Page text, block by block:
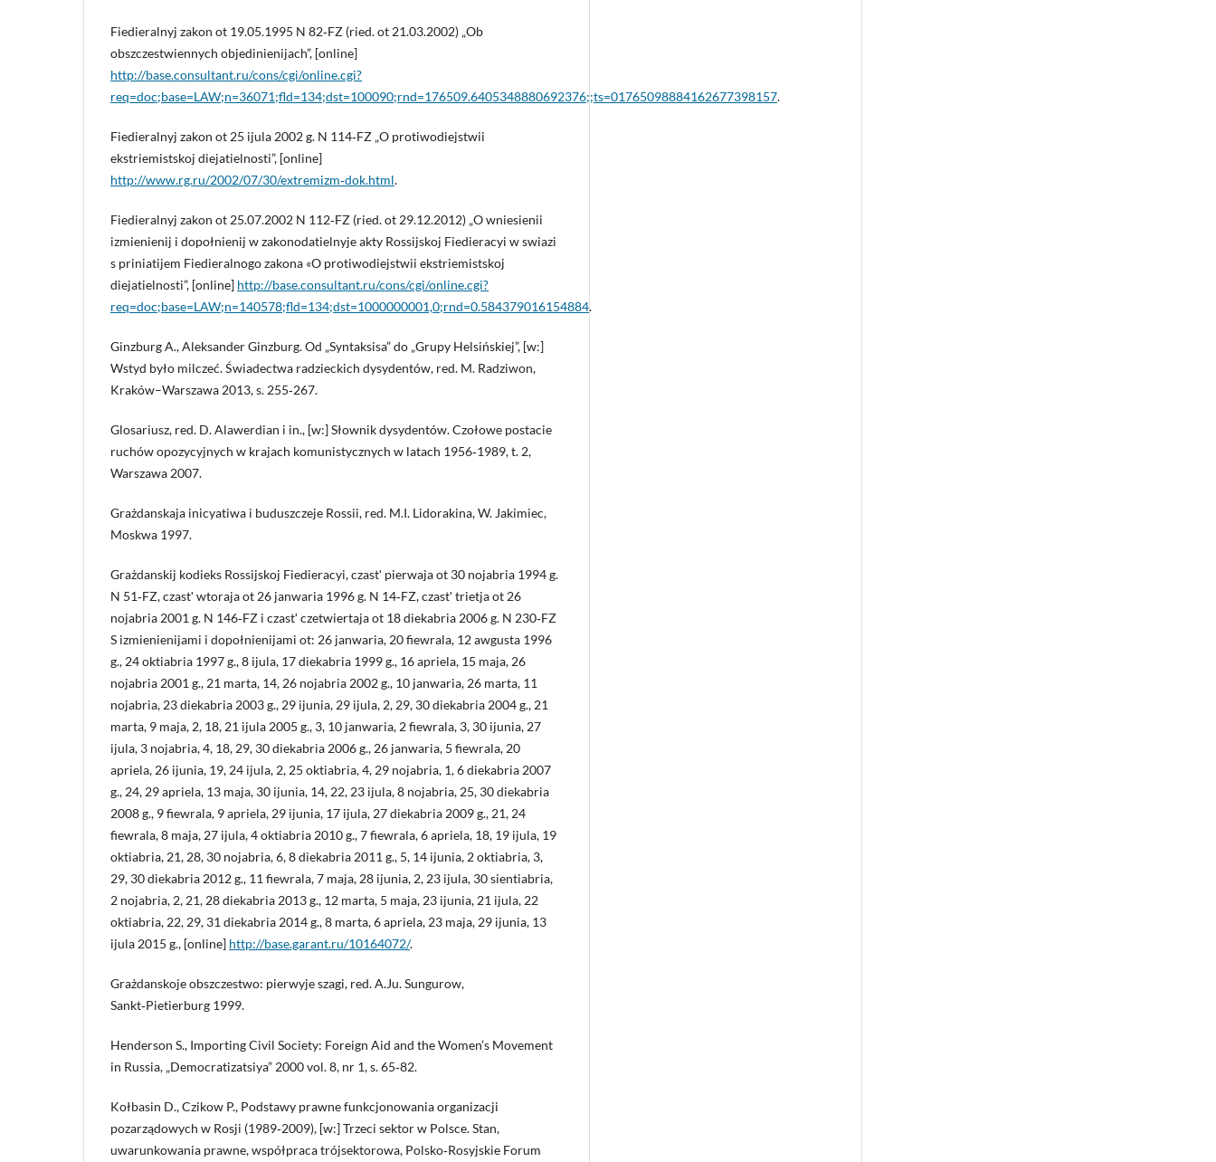
Fiedieralnyj zakon ot 19.05.1995 N 82‑FZ (ried. ot 21.03.2002) „Ob
obszczestwiennych objedinienijach”, [online]
http://base.consultant.ru/cons/cgi/online.cgi?
req=doc;base=LAW;n=36071;fld=134;dst=100090;rnd=176509.6405348880692376;;ts=01765098884162677398157.
Fiedieralnyj zakon ot 25 ijula 2002 g. N 114‑FZ „O protiwodiejstwii
ekstriemistskoj diejatielnosti”, [online]
http://www.rg.ru/2002/07/30/extremizm‑dok.html.
Fiedieralnyj zakon ot 25.07.2002 N 112‑FZ (ried. ot 29.12.2012) „O wniesienii
izmienienij i dopołnienij w zakonodatielnyje akty Rossijskoj Fiedieracyi w swiazi
s priniatijem Fiedieralnogo zakona «O protiwodiejstwii ekstriemistskoj
diejatielnosti”, [online] http://base.consultant.ru/cons/cgi/online.cgi?
req=doc;base=LAW;n=140578;fld=134;dst=1000000001,0;rnd=0.584379016154884.
Ginzburg A., Aleksander Ginzburg. Od „Syntaksisa” do „Grupy Helsińskiej”, [w:]
Wstyd było milczeć. Świadectwa radzieckich dysydentów, red. M. Radziwon,
Kraków–Warszawa 2013, s. 255‑267.
Glosariusz, red. D. Alawerdian i in., [w:] Słownik dysydentów. Czołowe postacie
ruchów opozycyjnych w krajach komunistycznych w latach 1956‑1989, t. 2,
Warszawa 2007.
Grażdanskaja inicyatiwa i buduszczeje Rossii, red. M.I. Lidorakina, W. Jakimiec,
Moskwa 1997.
Grażdanskij kodieks Rossijskoj Fiedieracyi, czastʹ pierwaja ot 30 nojabria 1994 g.
N 51‑FZ, czastʹ wtoraja ot 26 janwaria 1996 g. N 14‑FZ, czastʹ trietja ot 26
nojabria 2001 g. N 146‑FZ i czastʹ czetwiertaja ot 18 diekabria 2006 g. N 230‑FZ
S izmienienijami i dopołnienijami ot: 26 janwaria, 20 fiewrala, 12 awgusta 1996
g., 24 oktiabria 1997 g., 8 ijula, 17 diekabria 1999 g., 16 apriela, 15 maja, 26
nojabria 2001 g., 21 marta, 14, 26 nojabria 2002 g., 10 janwaria, 26 marta, 11
nojabria, 23 diekabria 2003 g., 29 ijunia, 29 ijula, 2, 29, 30 diekabria 2004 g., 21
marta, 9 maja, 2, 18, 21 ijula 2005 g., 3, 10 janwaria, 2 fiewrala, 3, 30 ijunia, 27
ijula, 3 nojabria, 4, 18, 29, 30 diekabria 2006 g., 26 janwaria, 5 fiewrala, 20
apriela, 26 ijunia, 19, 24 ijula, 2, 25 oktiabria, 4, 29 nojabria, 1, 6 diekabria 2007
g., 24, 29 apriela, 13 maja, 30 ijunia, 14, 22, 23 ijula, 8 nojabria, 25, 30 diekabria
2008 g., 9 fiewrala, 9 apriela, 29 ijunia, 17 ijula, 27 diekabria 2009 g., 21, 24
fiewrala, 8 maja, 27 ijula, 4 oktiabria 2010 g., 7 fiewrala, 6 apriela, 18, 19 ijula, 19
oktiabria, 21, 28, 30 nojabria, 6, 8 diekabria 2011 g., 5, 14 ijunia, 2 oktiabria, 3,
29, 30 diekabria 2012 g., 11 fiewrala, 7 maja, 28 ijunia, 2, 23 ijula, 30 sientiabria,
2 nojabria, 2, 21, 28 diekabria 2013 g., 12 marta, 5 maja, 23 ijunia, 21 ijula, 22
oktiabria, 22, 29, 31 diekabria 2014 g., 8 marta, 6 apriela, 23 maja, 29 ijunia, 13
ijula 2015 g., [online] http://base.garant.ru/10164072/.
Grażdanskoje obszczestwo: pierwyje szagi, red. A.Ju. Sungurow,
Sankt‑Pietierburg 1999.
Henderson S., Importing Civil Society: Foreign Aid and the Women’s Movement
in Russia, „Democratizatsiya” 2000 vol. 8, nr 1, s. 65‑82.
Kołbasin D., Czikow P., Podstawy prawne funkcjonowania organizacji
pozarządowych w Rosji (1989‑2009), [w:] Trzeci sektor w Polsce. Stan,
uwarunkowania prawne, współpraca trójsektorowa, Polsko‑Rosyjskie Forum